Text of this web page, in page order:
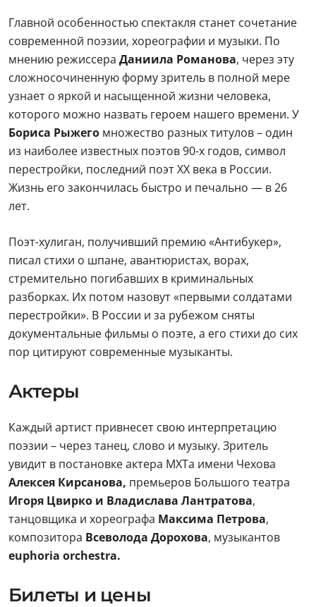
Главной особенностью спектакля станет сочетание
современной поэзии, хореографии и музыки. По
мнению режиссера Даниила Романова, через эту
сложносочиненную форму зритель в полной мере
узнает о яркой и насыщенной жизни человека,
которого можно назвать героем нашего времени. У
Бориса Рыжего множество разных титулов – один
из наиболее известных поэтов 90-х годов, символ
перестройки, последний поэт XX века в России.
Жизнь его закончилась быстро и печально — в 26
лет.
Поэт-хулиган, получивший премию «Антибукер»,
писал стихи о шпане, авантюристах, ворах,
стремительно погибавших в криминальных
разборках. Их потом назовут «первыми солдатами
перестройки». В России и за рубежом сняты
документальные фильмы о поэте, а его стихи до сих
пор цитируют современные музыканты.
Актеры
Каждый артист привнесет свою интерпретацию
поэзии – через танец, слово и музыку. Зритель
увидит в постановке актера МХТа имени Чехова
Алексея Кирсанова, премьеров Большого театра
Игоря Цвирко и Владислава Лантратова,
танцовщика и хореографа Максима Петрова,
композитора Всеволода Дорохова, музыкантов
euphoria orchestra.
Билеты и цены